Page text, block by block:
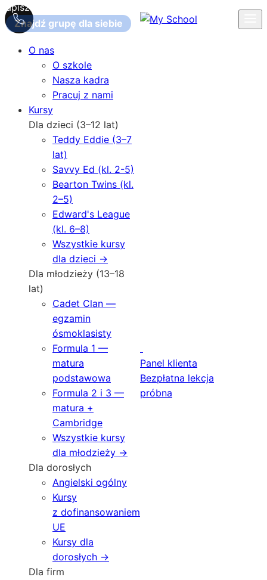
Zapisz się na kurs na rok szkolny 2026-2027
Znajdź grupę dla siebie
O nas
O szkole
Nasza kadra
Pracuj z nami
Kursy
Dla dzieci (3–12 lat)
Teddy Eddie (3–7
lat)
Savvy Ed (kl. 2-5)
Bearton Twins (kl.
2–5)
Edward's League
(kl. 6–8)
Wszystkie kursy
dla dzieci →
Dla młodzieży (13–18
lat)
Cadet Clan —
egzamin
ósmoklasisty
Formula 1 —
matura
podstawowa
Formula 2 i 3 —
matura +
Cambridge
Wszystkie kursy
dla młodzieży →
Dla dorosłych
Angielski ogólny
Kursy
z dofinansowaniem
UE
Kursy dla
dorosłych →
Dla firm
Panel klienta
Bezpłatna lekcja
próbna